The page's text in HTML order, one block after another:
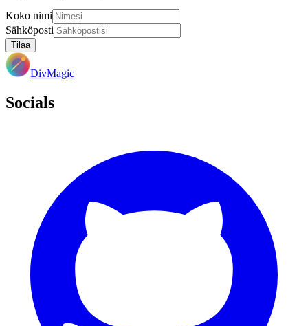
Koko nimi
Sähköposti
Tilaa
DivMagic
Socials